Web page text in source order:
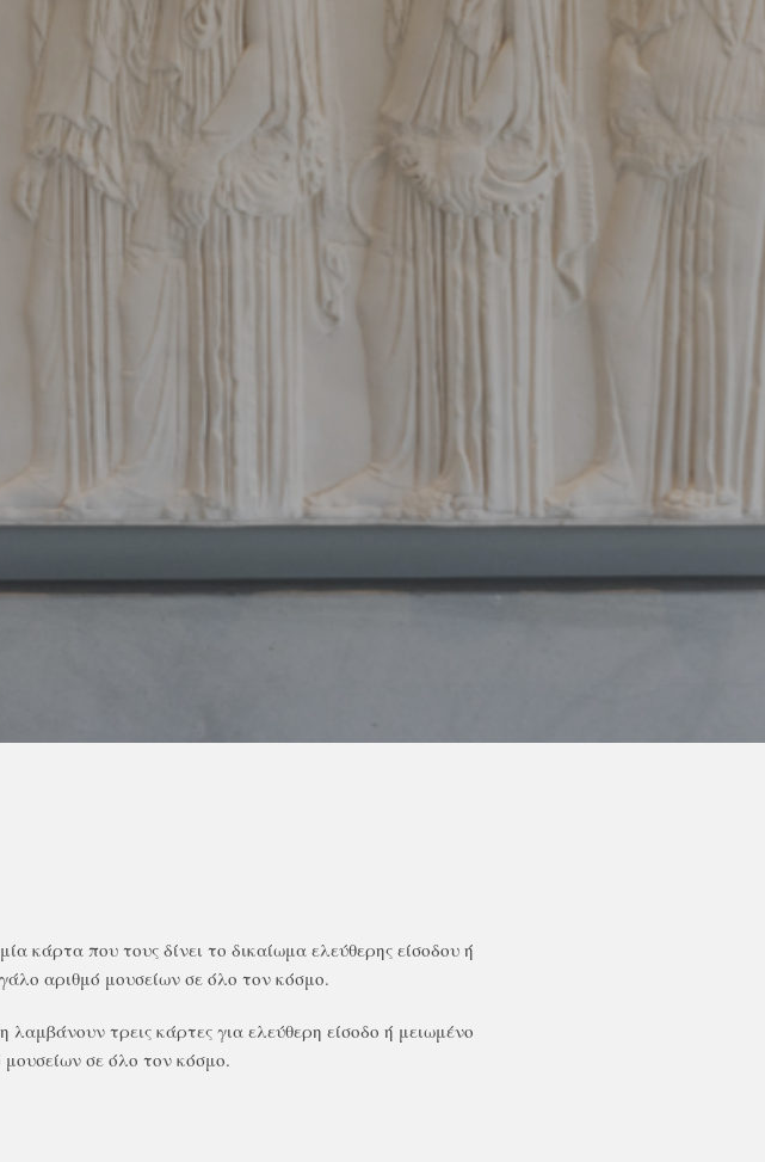
κάρτα που τους δίνει το δικαίωμα ελεύθερης είσοδου ή
αριθμό μουσείων σε όλο τον κόσμο.
τρεις κάρτες για ελεύθερη είσοδο ή μειωμένο
μουσείων σε όλο τον κόσμο.